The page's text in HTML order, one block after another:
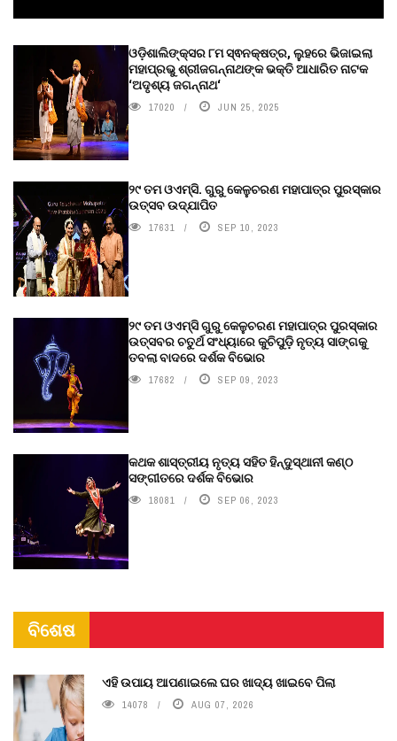
ଓଡ଼ିଶାଲିଙ୍କ୍ସର ୮ମ ସ୍ଵନକ୍ଷତ୍ର, ଲୁହରେ ଭିଜାଇଲା
ମହାପ୍ରଭୁ ଶ୍ରୀଜଗନ୍ନାଥଙ୍କ ଭକ୍ତି ଆଧାରିତ ନାଟକ
‘ଅଦୃଶ୍ୟ ଜଗନ୍ନାଥ‘
17020 JUN 25, 2025
୨୯ ତମ ଓଏମ୍‌ସି. ଗୁରୁ କେଳୁଚରଣ ମହାପାତ୍ର ପୁରସ୍କାର
ଉତ୍ସବ ଉଦ୍‍ଯାପିତ
17631 SEP 10, 2023
୨୯ ତମ ଓଏମ୍‌ସି ଗୁରୁ କେଳୁଚରଣ ମହାପାତ୍ର ପୁରସ୍କାର
ଉତ୍ସବର ଚତୁର୍ଥ ସଂଧ୍ୟାରେ କୁଚିପୁଡ଼ି ନୃତ୍ୟ ସାଙ୍ଗକୁ
ତବଲା ବାଦରେ ଦର୍ଶକ ବିଭୋର
17682 SEP 09, 2023
କଥକ ଶାସ୍ତ୍ରୀୟ ନୃତ୍ୟ ସହିତ ହିନ୍ଦୁସ୍ଥାନୀ କଣ୍ଠ
ସଙ୍ଗୀତରେ ଦର୍ଶକ ବିଭୋର
18081 SEP 06, 2023
ବିଶେଷ
ଏହି ଉପାୟ ଆପଣାଇଲେ ଘର ଖାଦ୍ୟ ଖାଇବେ ପିଲା
14078 AUG 07, 2026